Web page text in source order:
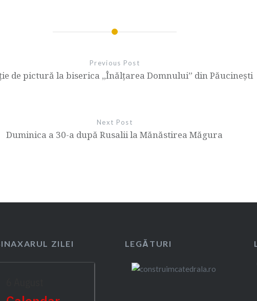
Previous Post
de pictură la biserica „Înălțarea Domnului” din Păucinești
Next Post
Duminica a 30-a după Rusalii la Mănăstirea Măgura
ZILEI LEGĂTURI